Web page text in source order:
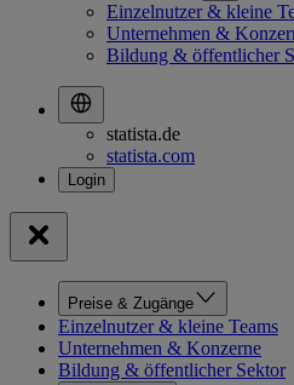
Einzelnutzer & kleine
Unternehmen &
Bildung & öffentlicher
statista.de
statista.com
Preise & Zugänge
Einzelnutzer & kleine Teams
Unternehmen & Konzerne
Bildung & öffentlicher Sektor